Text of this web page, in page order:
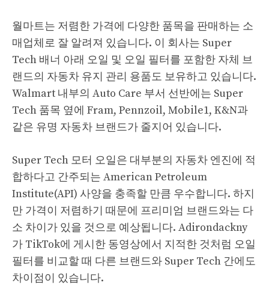
월마트는 저렴한 가격에 다양한 품목을 판매하는 소
매업체로 잘 알려져 있습니다. 이 회사는 Super
Tech 배너 아래 오일 및 오일 필터를 포함한 자체 브
랜드의 자동차 유지 관리 용품도 보유하고 있습니다.
Walmart 내부의 Auto Care 부서 선반에는 Super
Tech 품목 옆에 Fram, Pennzoil, Mobile1, K&N과
같은 유명 자동차 브랜드가 줄지어 있습니다.
Super Tech 모터 오일은 대부분의 자동차 엔진에 적
합하다고 간주되는 American Petroleum
Institute(API) 사양을 충족할 만큼 우수합니다. 하지
만 가격이 저렴하기 때문에 프리미엄 브랜드와는 다
소 차이가 있을 것으로 예상됩니다. Adirondackny
가 TikTok에 게시한 동영상에서 지적한 것처럼 오일
필터를 비교할 때 다른 브랜드와 Super Tech 간에도
차이점이 있습니다.